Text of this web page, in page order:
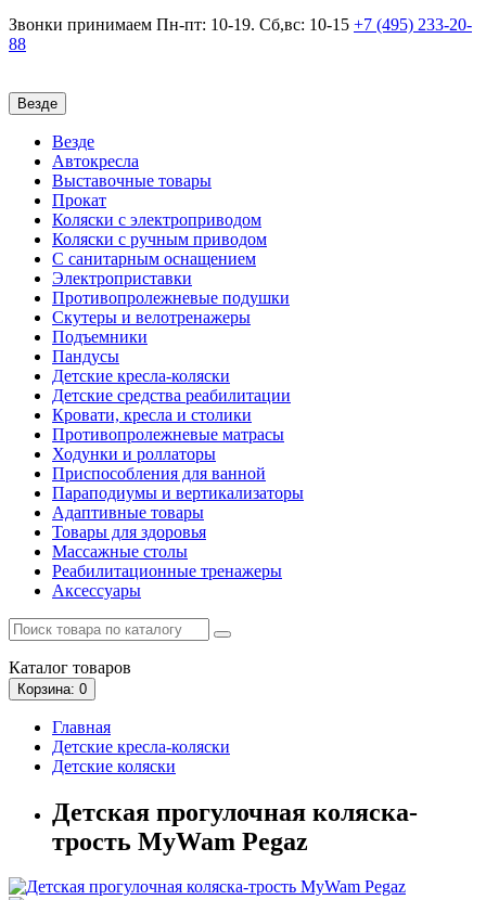
Звонки принимаем Пн-пт: 10-19. Сб,вс: 10-15 +7 (495) 233-20-
88
Везде
Везде
Автокресла
Выставочные товары
Прокат
Коляски с электроприводом
Коляски с ручным приводом
С санитарным оснащением
Электроприставки
Противопролежневые подушки
Скутеры и велотренажеры
Подъемники
Пандусы
Детские кресла-коляски
Детские средства реабилитации
Кровати, кресла и столики
Противопролежневые матрасы
Ходунки и роллаторы
Приспособления для ванной
Параподиумы и вертикализаторы
Адаптивные товары
Товары для здоровья
Массажные столы
Реабилитационные тренажеры
Аксессуары
Каталог товаров
Корзина: 0
Главная
Детские кресла-коляски
Детские коляски
Детская прогулочная коляска-
трость MyWam Pegaz